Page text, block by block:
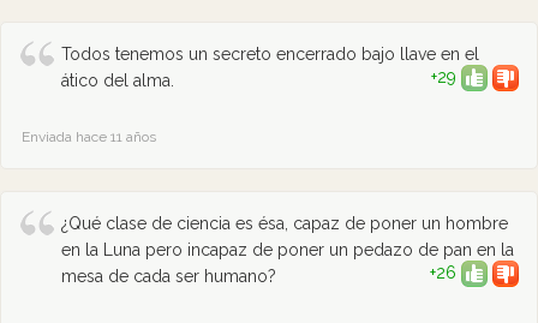
Todos tenemos un secreto encerrado bajo llave en el
ático del alma.
+29
Enviada hace 11 años
¿Qué clase de ciencia es ésa, capaz de poner un hombre
en la Luna pero incapaz de poner un pedazo de pan en la
mesa de cada ser humano?
+26